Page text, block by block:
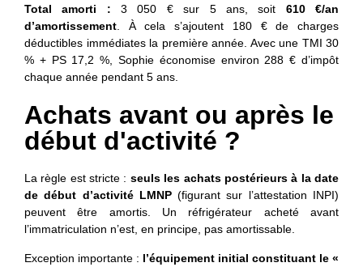
Total amorti : 3 050 € sur 5 ans, soit 610 €/an
d’amortissement. À cela s’ajoutent 180 € de charges
déductibles immédiates la première année. Avec une TMI 30
% + PS 17,2 %, Sophie économise environ 288 € d’impôt
chaque année pendant 5 ans.
Achats avant ou après le
début d'activité ?
La règle est stricte : seuls les achats postérieurs à la date
de début d’activité LMNP(figurant sur l’attestation INPI)
peuvent être amortis. Un réfrigérateur acheté avant
l’immatriculation n’est, en principe, pas amortissable.
Exception importante : l’équipement initial constituant le «